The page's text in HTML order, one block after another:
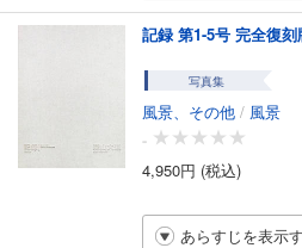
記録 第1-5号 完全復刻
写真集
風景、その他 / 風景
-
4,950円 (税込)
あらすじを表示